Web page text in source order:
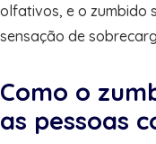
olfativos, e o zumbido
sensação de
Como o
as pessoas